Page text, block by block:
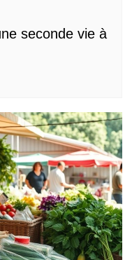
seconde vie à